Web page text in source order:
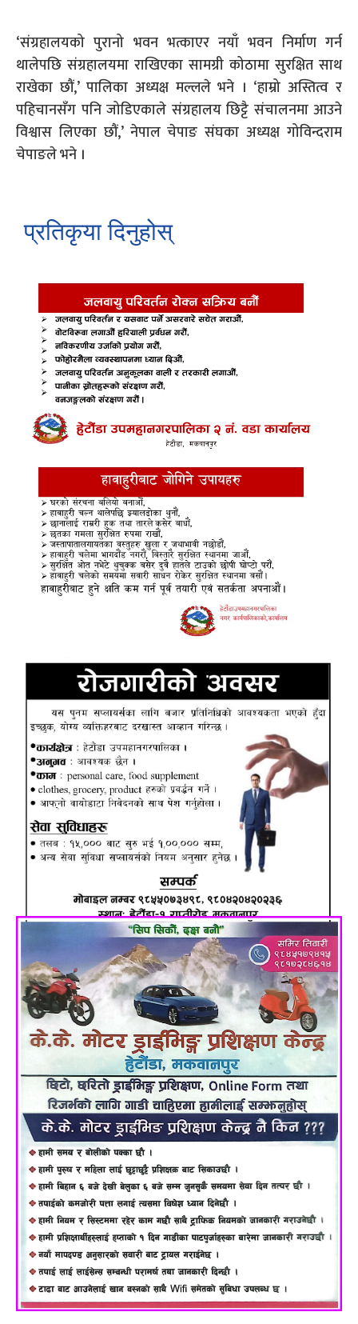
‘संग्रहालयको पुरानो भवन भत्काएर नयाँ भवन निर्माण गर्न
थालेपछि संग्रहालयमा राखिएका सामग्री कोठामा सुरक्षित साथ
राखेका छौं,’ पालिका अध्यक्ष मल्लले भने । ‘हाम्रो अस्तित्व र
पहिचानसँग पनि जोडिएकाले संग्रहालय छिट्टै संचालनमा आउने
विश्वास लिएका छौं,’ नेपाल चेपाङ संघका अध्यक्ष गोविन्दराम
चेपाङले भने ।
प्रतिकृया दिनुहोस्